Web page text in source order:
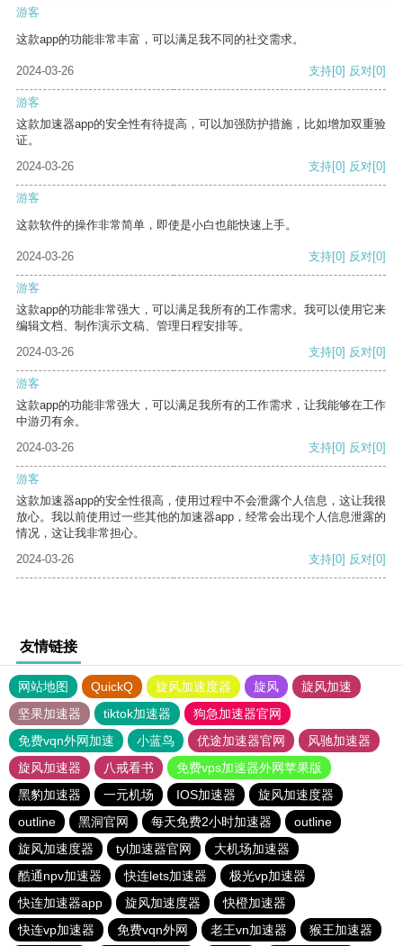
游客
这款app的功能非常丰富，可以满足我不同的社交需求。
2024-03-26 支持[0] 反对[0]
游客
这款加速器app的安全性有待提高，可以加强防护措施，比如增加双重验
证。
2024-03-26
支持[0] 反对[0]
游客
这款软件的操作非常简单，即使是小白也能快速上手。
2024-03-26 支持[0] 反对[0]
游客
这款app的功能非常强大，可以满足我所有的工作需求。我可以使用它来
编辑文档、制作演示文稿、管理日程安排等。
2024-03-26
支持[0] 反对[0]
游客
这款app的功能非常强大，可以满足我所有的工作需求，让我能够在工作
中游刃有余。
2024-03-26
支持[0] 反对[0]
游客
这款加速器app的安全性很高，使用过程中不会泄露个人信息，这让我很
放心。我以前使用过一些其他的加速器app，经常会出现个人信息泄露的
情况，这让我非常担心。
2024-03-26
支持[0] 反对[0]
友情链接
网站地图 QuickQ 旋风加速度器 旋风
旋风加速
坚果加速器
tiktok加速器
狗急加速器官网
免费vqn外网加速
小蓝鸟 优途加速器官网
风驰加速器
旋风加速器
八戒看书
免费vps加速器外网苹果版
黑豹加速器
一元机场 IOS加速器
旋风加速度器
outline
黑洞官网 每天免费2小时加速器
outline
旋风加速度器
tyl加速器官网
大机场加速器
酷通npv加速器
快连lets加速器
极光vp加速器
快连加速器app
旋风加速度器
快橙加速器
快连vp加速器
免费vqn外网 老王vn加速器 猴王加速器